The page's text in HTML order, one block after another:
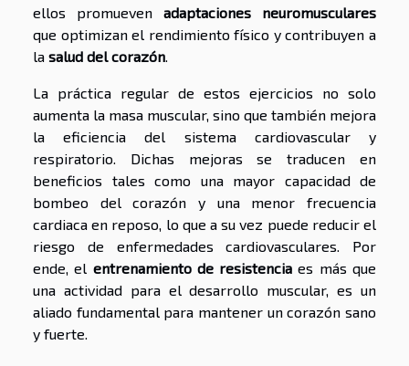
ellos promueven adaptaciones neuromusculares
que optimizan el rendimiento físico y contribuyen a
la salud del corazón
La práctica regular de estos ejercicios no solo
aumenta la masa muscular, sino que también mejora
la eficiencia del sistema cardiovascular y
respiratorio. Dichas mejoras se traducen en
beneficios tales como una mayor capacidad de
bombeo del corazón y una menor frecuencia
cardiaca en reposo, lo que a su vez puede reducir el
riesgo de enfermedades cardiovasculares. Por
ende, el entrenamiento de resistencia es más que
una actividad para el desarrollo muscular, es un
aliado fundamental para mantener un corazón sano
y fuerte.